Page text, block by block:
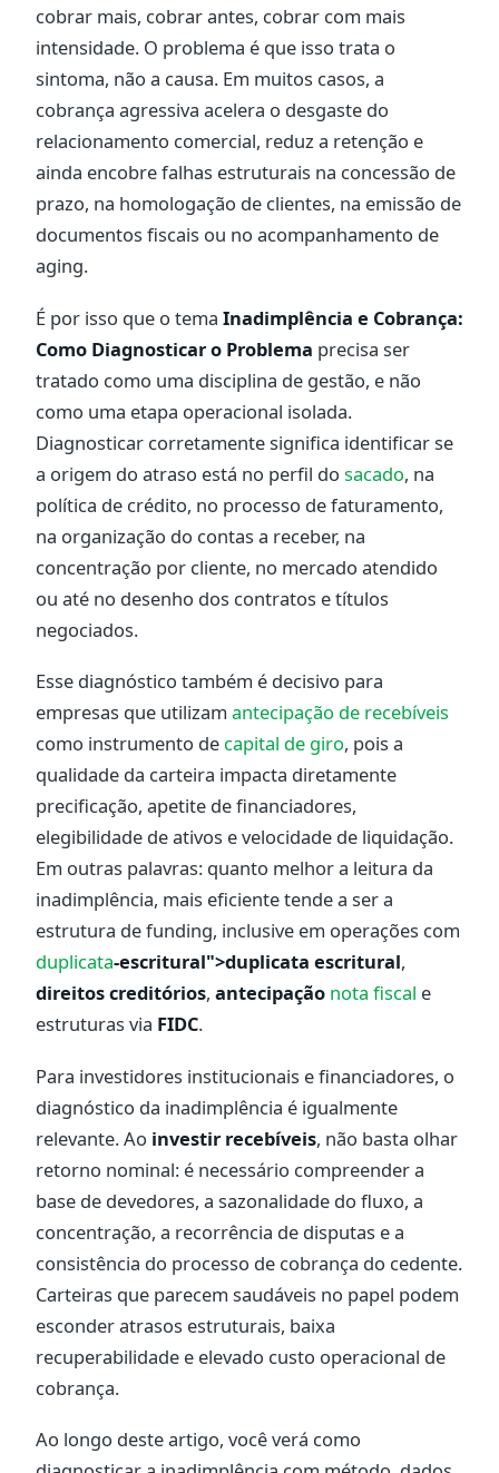
cobrar mais, cobrar antes, cobrar com mais
intensidade. O problema é que isso trata o
sintoma, não a causa. Em muitos casos, a
cobrança agressiva acelera o desgaste do
relacionamento comercial, reduz a retenção e
ainda encobre falhas estruturais na concessão de
prazo, na homologação de clientes, na emissão de
documentos fiscais ou no acompanhamento de
aging.
É por isso que o tema Inadimplência e Cobrança:
Como Diagnosticar o Problema precisa ser
tratado como uma disciplina de gestão, e não
como uma etapa operacional isolada.
Diagnosticar corretamente significa identificar se
a origem do atraso está no perfil do sacado, na
política de crédito, no processo de faturamento,
na organização do contas a receber, na
concentração por cliente, no mercado atendido
ou até no desenho dos contratos e títulos
negociados.
Esse diagnóstico também é decisivo para
empresas que utilizam antecipação de recebíveis
como instrumento de capital de giro, pois a
qualidade da carteira impacta diretamente
precificação, apetite de financiadores,
elegibilidade de ativos e velocidade de liquidação.
Em outras palavras: quanto melhor a leitura da
inadimplência, mais eficiente tende a ser a
estrutura de funding, inclusive em operações com
duplicata-escritural">duplicata escritural,
direitos creditórios, antecipação nota fiscal e
estruturas via FIDC.
Para investidores institucionais e financiadores, o
diagnóstico da inadimplência é igualmente
relevante. Ao investir recebíveis, não basta olhar
retorno nominal: é necessário compreender a
base de devedores, a sazonalidade do fluxo, a
concentração, a recorrência de disputas e a
consistência do processo de cobrança do cedente.
Carteiras que parecem saudáveis no papel podem
esconder atrasos estruturais, baixa
recuperabilidade e elevado custo operacional de
cobrança.
Ao longo deste artigo, você verá como